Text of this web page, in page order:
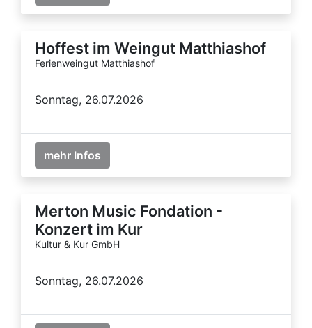
Hoffest im Weingut Matthiashof
Ferienweingut Matthiashof
Sonntag, 26.07.2026
mehr Infos
Merton Music Fondation -
Konzert im Kur
Kultur & Kur GmbH
Sonntag, 26.07.2026